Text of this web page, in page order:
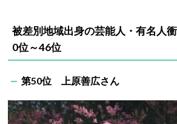
被差別地域出身の芸能人・有名人
0位～46位
第50位 上原善広さん